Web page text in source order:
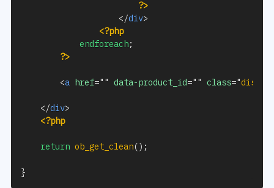
?>
</div>
<?php
endforeach;
?>
<a href=" " data-product_id=" " class="
</div>
<?php
return ob_get_clean() ;
}